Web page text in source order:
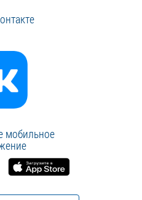
мобильное